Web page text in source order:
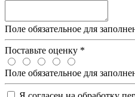
Поле обязательное для
Поставьте оценку *
Поле обязательное для